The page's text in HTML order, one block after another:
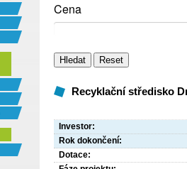
Cena
Recyklační středisko
Investor:
Rok dokončení:
Dotace: